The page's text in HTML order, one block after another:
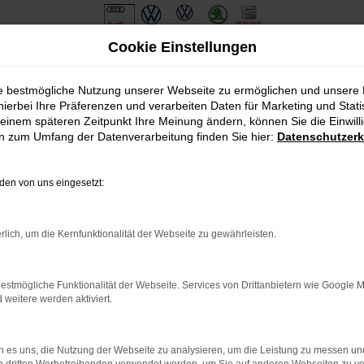
bestimmter Seiten verhindern. Funktioniert die Seite in
dem neuesten Stand sind.
kann auch dazu führen, dass bestimmte Funktionen nicht
Cookie Einstellungen
bestmögliche Nutzung unserer Webseite zu ermöglichen und unsere
Ihre Präferenzen und verarbeiten Daten für Marketing und
späteren Zeitpunkt Ihre Meinung ändern, können Sie die
zum Umfang der Datenverarbeitung finden Sie hier:
von uns eingesetzt:
um die Kernfunktionalität der Webseite zu gewährleisten.
Funktionalität der Webseite. Services von Drittanbietern wie Google
weitere werden aktiviert.
es uns, die Nutzung der Webseite zu analysieren, um die Leistung zu messen